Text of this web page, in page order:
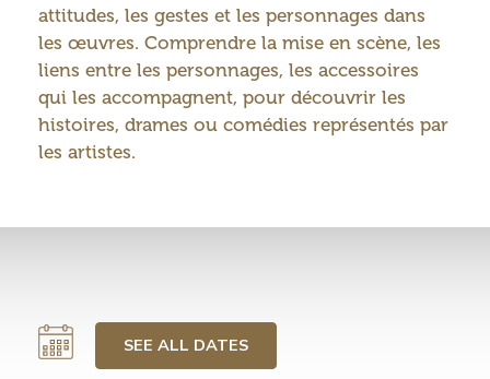
attitudes, les gestes et les personnages dans
les œuvres. Comprendre la mise en scène, les
liens entre les personnages, les accessoires
qui les accompagnent, pour découvrir les
histoires, drames ou comédies représentés par
les artistes.
SEE ALL DATES